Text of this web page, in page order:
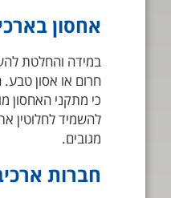
אחסון
במידה והחלטת
חרום או אסון
להשמיד לחלוטין
מגובים.
חברות